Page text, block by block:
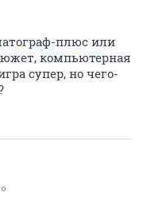
плюс или
компьютерная
супер, но чего-